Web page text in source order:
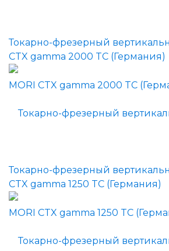
Токарно-фрезерный
CTX gamma 2000 TC (Германия)
Токарно-фрезерный
CTX gamma 1250 TC (Германия)